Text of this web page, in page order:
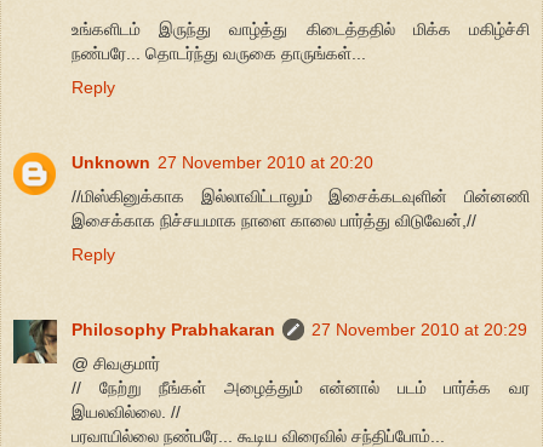
உங்களிடம் இருந்து வாழ்த்து கிடைத்ததில் மிக்க மகிழ்ச்சி
நண்பரே... தொடர்ந்து வருகை தாருங்கள்...
Reply
Unknown 27 November 2010 at 20:20
//மிஸ்கினுக்காக இல்லாவிட்டாலும் இசைக்கடவுளின் பின்னணி
இசைக்காக நிச்சயமாக நாளை காலை பார்த்து விடுவேன்,//
Reply
Philosophy Prabhakaran
27 November 2010 at 20:29
@ சிவகுமார்
// நேற்று நீங்கள் அழைத்தும் என்னால் படம் பார்க்க வர
இயலவில்லை. //
பரவாயில்லை நண்பரே... கூடிய விரைவில் சந்திப்போம்...